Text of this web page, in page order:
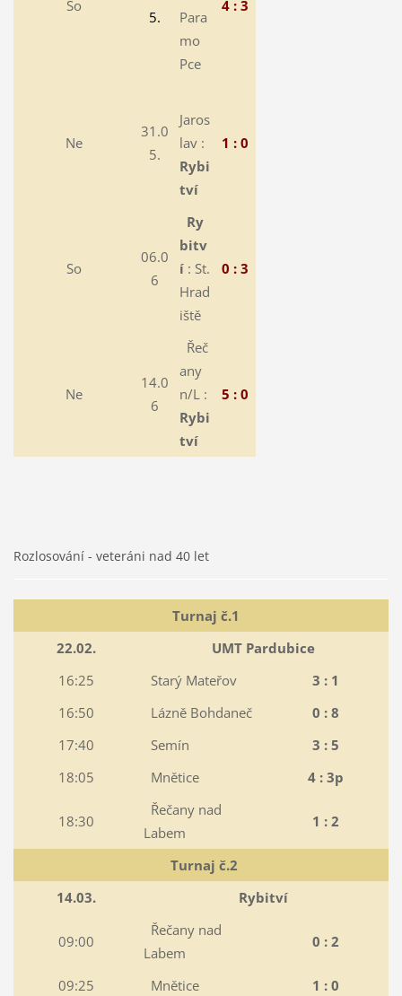
So
5.
Para
mo
Pce
4 : 3
Ne
31.0
5.
Jaros
lav :
Rybi
tví
1 : 0
So
06.0
6
Ry
bitv
í: St.
Hrad
iště
0 : 3
Ne
14.0
6
Řeč
any
n/L :
Rybi
tví
5 : 0
Rozlosování - veteráni nad 40 let
Turnaj č.1
22.02.
UMT Pardubice
16:25
Starý Mateřov
3 : 1
16:50
Lázně Bohdaneč
0 : 8
17:40
Semín
3 : 5
18:05
Mnětice 4 : 3p
18:30
Řečany nad
Labem
1 : 2
Turnaj č.2
14.03.
Rybitví
09:00
Řečany nad
Labem
0 : 2
09:25 Mnětice
1 : 0